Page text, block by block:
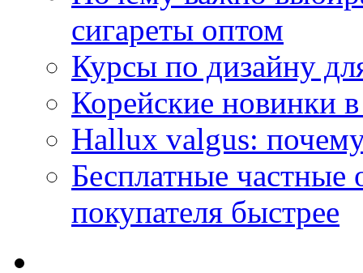
сигареты оптом
Курсы по дизайну
Корейские новинки
Hallux valgus: почему
Бесплатные частные
покупателя быстрее